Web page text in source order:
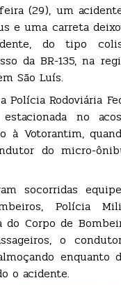
(29), um
e uma carreta
do tipo
da BR-135, na
São Luís.
Polícia Rodoviária
no
à Votorantim,
do micro-
socorridas
Polícia
do Corpo de
o
enquanto
o acidente.